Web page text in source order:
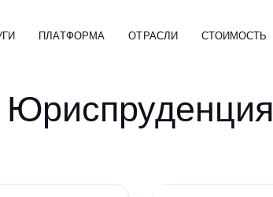
ПЛАТФОРМА ОТРАСЛИ СТОИМОСТЬ
Юриспруденция